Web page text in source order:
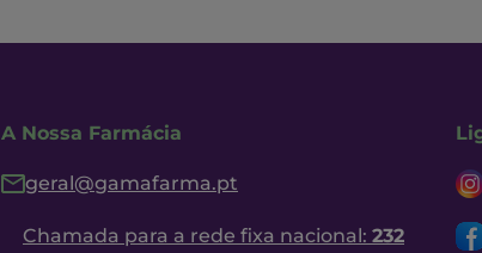
A Nossa Farmácia
geral@gamafarma.pt
Chamada para a rede fixa nacional: 232